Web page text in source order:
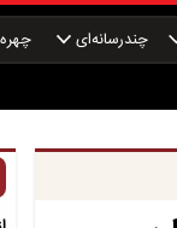
چندرسانه‌ای